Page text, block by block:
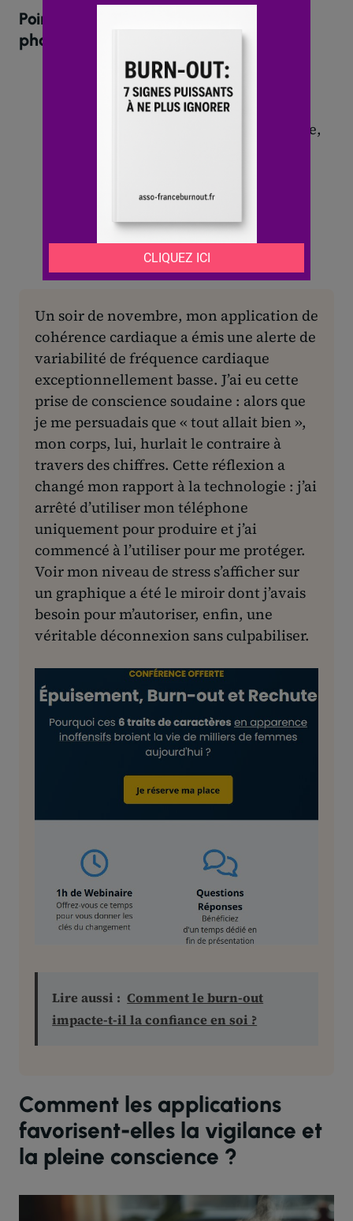
Points forts et limites des applications
phares
Relaxationvariée,
relaxantede haute qualité
simple,
personnalisée,musique relaxante
Sanvello :Soutiencommunautaire,
de l’humeur
Un soir de novembre, mon application de
cohérence cardiaque a émis une alerte de
variabilité de fréquence cardiaque
exceptionnellement basse. J’ai eu cette
prise de conscience soudaine : alors que
je me persuadais que « tout allait bien »,
mon corps, lui, hurlait le contraire à
travers des chiffres. Cette réflexion a
changé mon rapport à la technologie : j’ai
arrêté d’utiliser mon téléphone
uniquement pour produire et j’ai
commencé à l’utiliser pour me protéger.
Voir mon niveau de stress s’afficher sur
un graphique a été le miroir dont j’avais
besoin pour m’autoriser, enfin, une
véritable déconnexion sans culpabiliser.
Lire aussi : Comment le burn-out
impacte-t-il la confiance en soi ?
Comment les applications
favorisent-elles la vigilance et
la pleine conscience ?